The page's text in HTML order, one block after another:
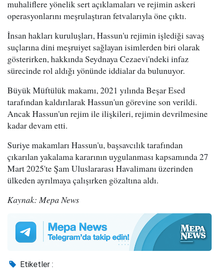
muhaliflere yönelik sert açıklamaları ve rejimin askeri
operasyonlarını meşrulaştıran fetvalarıyla öne çıktı.
İnsan hakları kuruluşları, Hassun'u rejimin işlediği savaş
suçlarına dini meşruiyet sağlayan isimlerden biri olarak
gösterirken, hakkında Seydnaya Cezaevi'ndeki infaz
sürecinde rol aldığı yönünde iddialar da bulunuyor.
Büyük Müftülük makamı, 2021 yılında Beşar Esed
tarafından kaldırılarak Hassun'un görevine son verildi.
Ancak Hassun'un rejim ile ilişkileri, rejimin devrilmesine
kadar devam etti.
Suriye makamları Hassun'u, başsavcılık tarafından
çıkarılan yakalama kararının uygulanması kapsamında 27
Mart 2025'te Şam Uluslararası Havalimanı üzerinden
ülkeden ayrılmaya çalışırken gözaltına aldı.
Kaynak: Mepa News
Etiketler :